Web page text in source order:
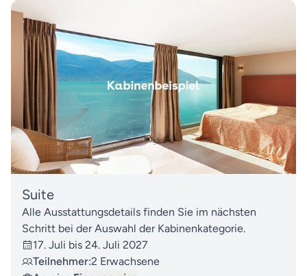
Suite
Alle Ausstattungsdetails finden Sie im nächsten
Schritt bei der Auswahl der Kabinenkategorie.
17. Juli bis 24. Juli 2027
Teilnehmer:2 Erwachsene